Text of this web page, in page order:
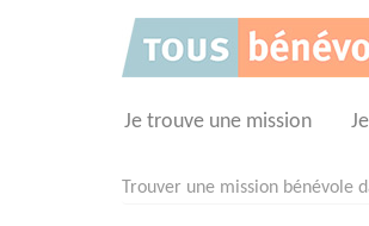
Je trouve une mission
Trouver une mission bénévole